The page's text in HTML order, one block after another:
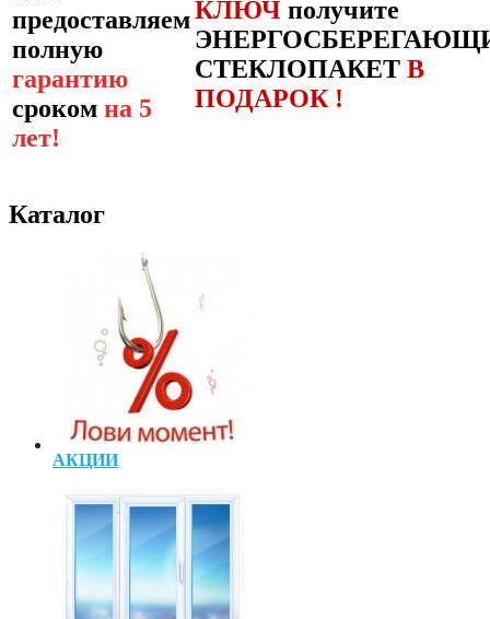
предоставляем
полную
гарантию
сроком на 5
лет!
КЛЮЧ получите
СТЕКЛОПАКЕТ В
ПОДАРОК !
Каталог
АКЦИИ